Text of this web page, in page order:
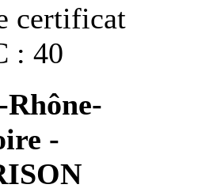
certificat
: 40
-